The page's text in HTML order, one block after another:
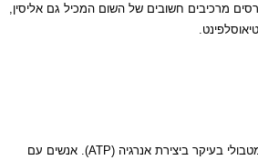
מרכיבים חשובים של השום המכיל גם אליסין,
בעיקר ביצירת אנרגיה (ATP). אנשים עם